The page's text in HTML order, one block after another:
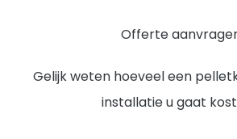
Offerte
Gelijk weten hoeveel een
installatie u gaat